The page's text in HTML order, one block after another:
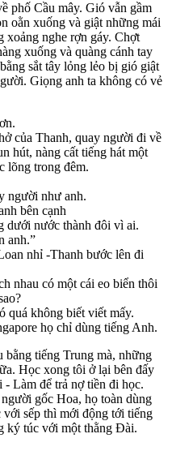
phố Cầu mây. Gió vẫn gầm
oằn xuống và giật những mái
xoảng nghe rợn gáy. Chợt
xuống và quàng cánh tay
sắt tây lỏng lẻo bị gió giật
Giọng anh ta không có vẻ
của Thanh, quay người đi về
hút, nàng cất tiếng hát một
lõng trong đêm.
người như anh.
bên cạnh
dưới nước thành đôi vì ai.
anh.”
nhỉ -Thanh bước lên đi
nhau có một cái eo biển thôi
quá không biết viết mấy.
họ chỉ dùng tiếng Anh.
tiếng Trung mà, những
Học xong tôi ở lại bên đấy
Làm để trả nợ tiền đi học.
gốc Hoa, họ toàn dùng
sếp thì mới động tới tiếng
ký túc với một thằng Đài.